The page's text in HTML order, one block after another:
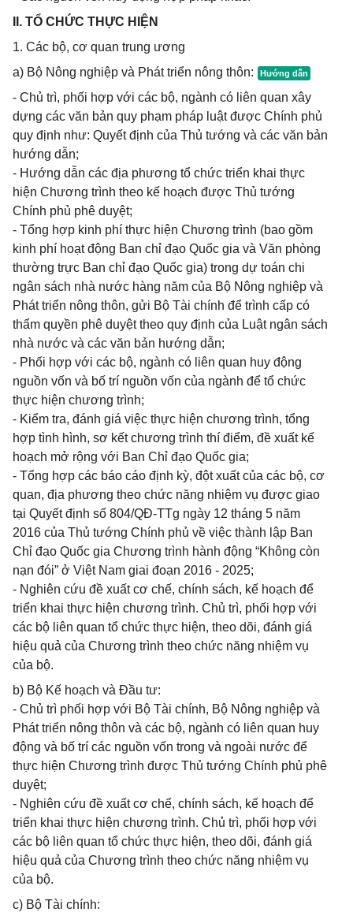
II. TỔ CHỨC THỰC HIỆN
1. Các bộ, cơ quan trung ương
a) Bộ Nông nghiệp và Phát triển nông thôn:
- Chủ trì, phối hợp với các bộ, ngành có liên quan xây
dựng các văn bản quy phạm pháp luật được Chính phủ
quy định như: Quyết định của Thủ tướng và các văn bản
hướng dẫn;
- Hướng dẫn các địa phương tổ chức triển khai thực
hiện Chương trình theo kế hoạch được Thủ tướng
Chính phủ phê duyệt;
- Tổng hợp kinh phí thực hiện Chương trình (bao gồm
kinh phí hoạt động Ban chỉ đạo Quốc gia và Văn phòng
thường trực Ban chỉ đạo Quốc gia) trong dự toán chi
ngân sách nhà nước hàng năm của Bộ Nông nghiệp và
Phát triển nông thôn, gửi Bộ Tài chính để trình cấp có
thẩm quyền phê duyệt theo quy định của Luật ngân sách
nhà nước và các văn bản hướng dẫn;
- Phối hợp với các bộ, ngành có liên quan huy động
nguồn vốn và bố trí nguồn vốn của ngành để tổ chức
thực hiện chương trình;
- Kiểm tra, đánh giá việc thực hiện chương trình, tổng
hợp tình hình, sơ kết chương trình thí điểm, đề xuất kế
hoạch mở rộng với Ban Chỉ đạo Quốc gia;
- Tổng hợp các báo cáo định kỳ, đột xuất của các bộ, cơ
quan, địa phương theo chức năng nhiệm vụ được giao
tại Quyết định số 804/QĐ-TTg ngày 12 tháng 5 năm
2016 của Thủ tướng Chính phủ về việc thành lập Ban
Chỉ đạo Quốc gia Chương trình hành động “Không còn
nạn đói” ở Việt Nam giai đoạn 2016 - 2025;
- Nghiên cứu đề xuất cơ chế, chính sách, kế hoạch để
triển khai thực hiện chương trình. Chủ trì, phối hợp với
các bộ liên quan tổ chức thực hiện, theo dõi, đánh giá
hiệu quả của Chương trình theo chức năng nhiệm vụ
của bộ.
b) Bộ Kế hoạch và Đầu tư:
- Chủ trì phối hợp với Bộ Tài chính, Bộ Nông nghiệp và
Phát triển nông thôn và các bộ, ngành có liên quan huy
động và bố trí các nguồn vốn trong và ngoài nước để
thực hiện Chương trình được Thủ tướng Chính phủ phê
duyệt;
- Nghiên cứu đề xuất cơ chế, chính sách, kế hoạch để
triển khai thực hiện chương trình. Chủ trì, phối hợp với
các bộ liên quan tổ chức thực hiện, theo dõi, đánh giá
hiệu quả của Chương trình theo chức năng nhiệm vụ
của bộ.
c) Bộ Tài chính: